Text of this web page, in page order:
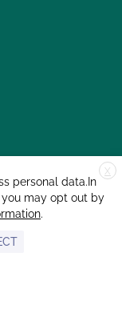
© 2025 CCOF.org
X
personal data.In
may opt out by
.